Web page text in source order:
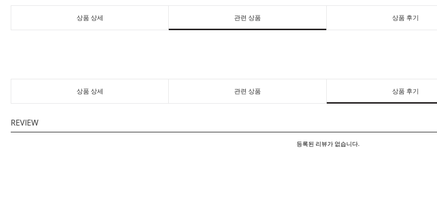
상품 상세 관련 상품 상품 후기
상품 상세 관련 상품 상품 후기
REVIEW
등록된 리뷰가 없습니다.